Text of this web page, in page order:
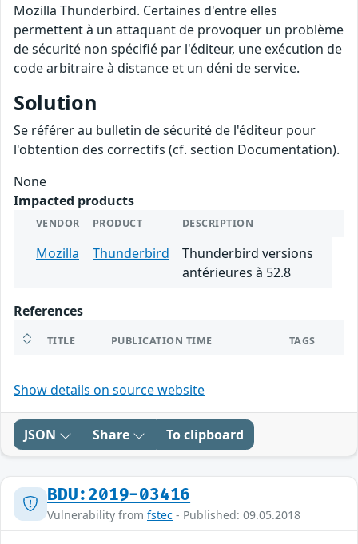
Mozilla Thunderbird. Certaines d'entre elles
permettent à un attaquant de provoquer un problème
de sécurité non spécifié par l'éditeur, une exécution de
code arbitraire à distance et un déni de service.
Solution
Se référer au bulletin de sécurité de l'éditeur pour
l'obtention des correctifs (cf. section Documentation).
None
Impacted products
VENDOR PRODUCT DESCRIPTION
Mozilla Thunderbird
Thunderbird versions
antérieures à 52.8
References
TITLE PUBLICATION TIME TAGS
Show details on source website
JSON Share To clipboard
BDU:2019-03416
Vulnerability from fstec - Published: 09.05.2018